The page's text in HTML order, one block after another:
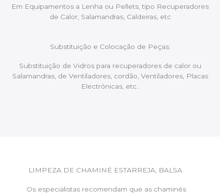
Em Equipamentos a Lenha ou Pellets, tipo Recuperadores
de Calor, Salamandras, Caldeiras, etc
Substituição e Colocação de Peças:
Substituição de Vidros para recuperadores de calor ou
Salamandras, de Ventiladores, cordão, Ventiladores, Placas
Electrónicas, etc..
LIMPEZA DE CHAMINÉ ESTARREJA, BALSA
Os especialistas recomendam que as chaminés